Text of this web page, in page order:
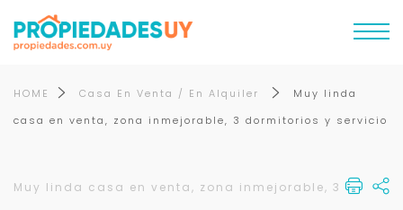
HOME Casa En Venta / En Alquiler
Muy linda
casa en venta, zona inmejorable, 3 dormitorios y servicio
Muy linda casa en venta, zona inmejorable, 3